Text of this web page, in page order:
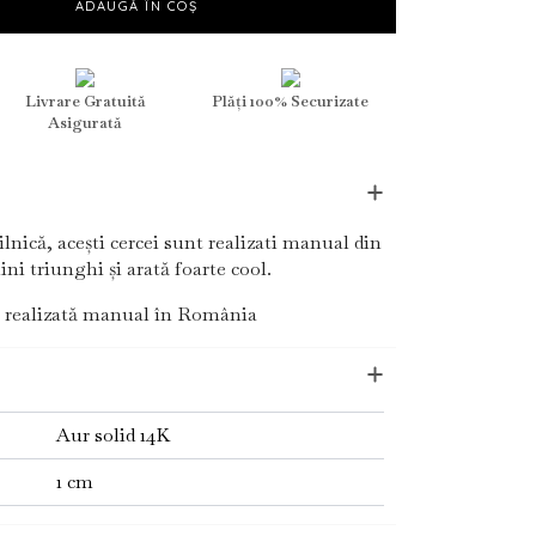
ADAUGĂ ÎN COȘ
Livrare Gratuită
Asigurată
Plăți 100% Securizate
acești cercei sunt realizati manual din
triunghi și arată foarte cool.
manual în România
Aur solid 14K
1 cm